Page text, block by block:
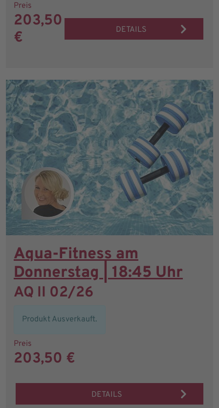
Preis
203,50
€
DETAILS
Aqua-Fitness am
Donnerstag | 18:45 Uhr
AQ II 02/26
Produkt Ausverkauft.
Preis
203,50 €
DETAILS